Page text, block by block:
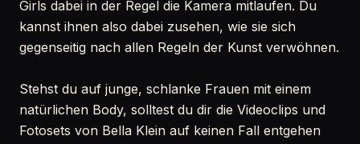
Girls dabei in der Regel die Kamera mitlaufen. Du
kannst ihnen also dabei zusehen, wie sie sich
gegenseitig nach allen Regeln der Kunst verwöhnen.
Stehst du auf junge, schlanke Frauen mit einem
natürlichen Body, solltest du dir die Videoclips und
Fotosets von Bella Klein auf keinen Fall entgehen